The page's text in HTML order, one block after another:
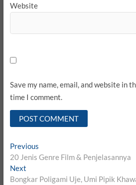
Website
Save my name, email, and website in
time I comment.
Post
navigation
PreviousPrevious
post:
20 Jenis Genre Film & Penjelasannya
NextNext
post:
Bongkar Poligami Uje, Umi Pipik